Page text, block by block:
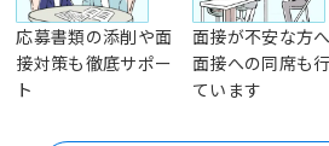
応募書類の添削や面
接対策も徹底サポー
ト
面接が不安な方へ
面接への同席も
ています